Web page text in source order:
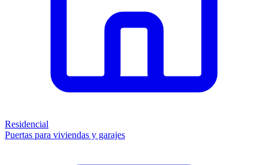
Residencial
Puertas para viviendas y garajes